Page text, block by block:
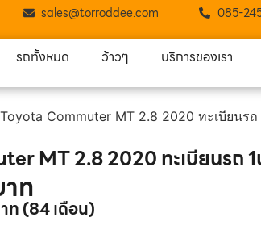
sales@torroddee.com 085-
รถทั้งหมด ว้าวๆ บริการของเรา
Toyota Commuter MT 2.8 2020 ทะเบียนร
MT 2.8 2020 ทะเบียนรถ
ท
ท (84 เดือน)